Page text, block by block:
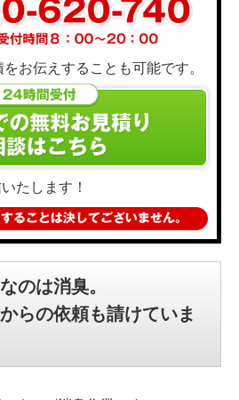
お伝えすることも可能です。
たします！
のは消臭。
らの依頼も請けていま